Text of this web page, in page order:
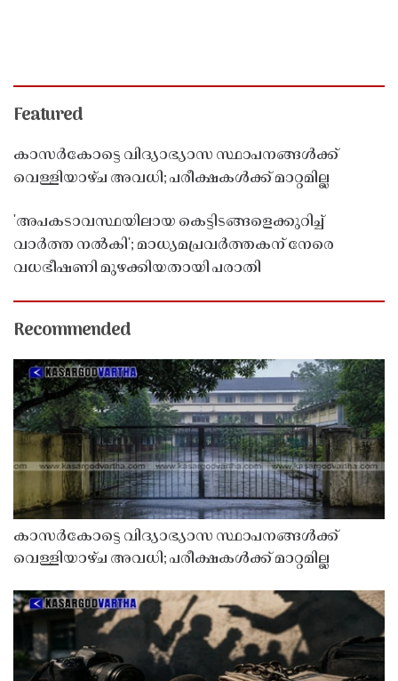
Featured
കാസർകോട്ടെ വിദ്യാഭ്യാസ സ്ഥാപനങ്ങൾക്ക്
വെള്ളിയാഴ്ച അവധി; പരീക്ഷകൾക്ക് മാറ്റമില്ല
'അപകടാവസ്ഥയിലായ കെട്ടിടങ്ങളെക്കുറിച്ച്
വാർത്ത നൽകി'; മാധ്യമപ്രവർത്തകന് നേരെ
വധഭീഷണി മുഴക്കിയതായി പരാതി
Recommended
കാസർകോട്ടെ വിദ്യാഭ്യാസ സ്ഥാപനങ്ങൾക്ക്
വെള്ളിയാഴ്ച അവധി; പരീക്ഷകൾക്ക് മാറ്റമില്ല